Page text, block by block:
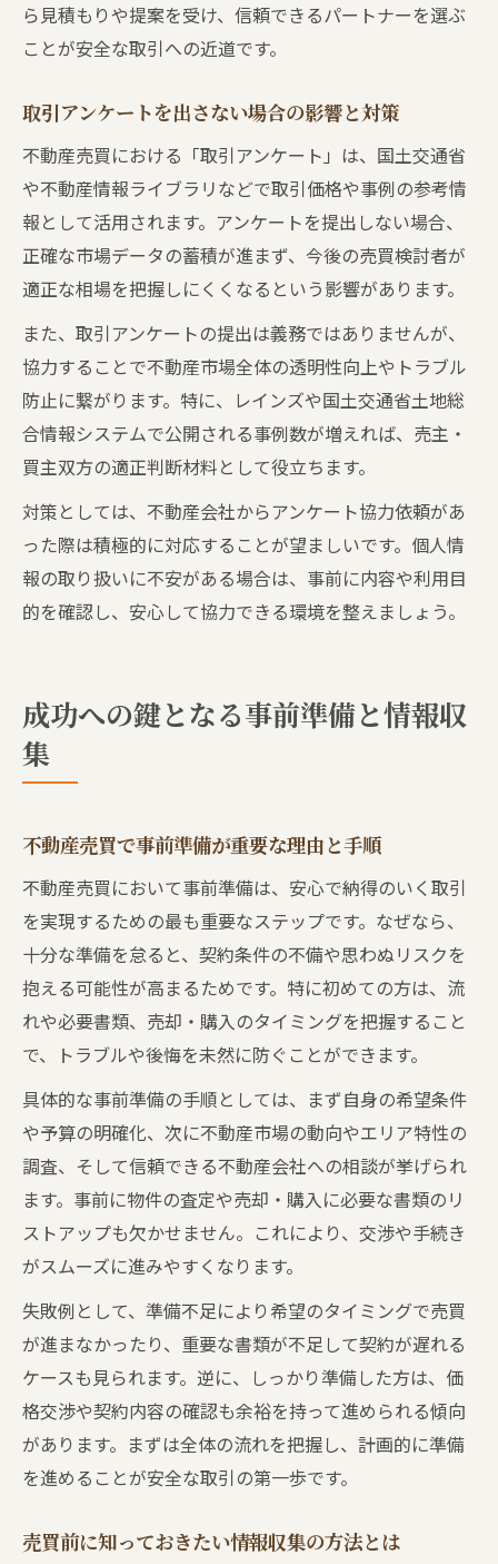
ら見積もりや提案を受け、信頼できるパートナーを選ぶ
ことが安全な取引への近道です。
取引アンケートを出さない場合の影響と対策
不動産売買における「取引アンケート」は、国土交通省
や不動産情報ライブラリなどで取引価格や事例の参考情
報として活用されます。アンケートを提出しない場合、
正確な市場データの蓄積が進まず、今後の売買検討者が
適正な相場を把握しにくくなるという影響があります。
また、取引アンケートの提出は義務ではありませんが、
協力することで不動産市場全体の透明性向上やトラブル
防止に繋がります。特に、レインズや国土交通省土地総
合情報システムで公開される事例数が増えれば、売主・
買主双方の適正判断材料として役立ちます。
対策としては、不動産会社からアンケート協力依頼があ
った際は積極的に対応することが望ましいです。個人情
報の取り扱いに不安がある場合は、事前に内容や利用目
的を確認し、安心して協力できる環境を整えましょう。
成功への鍵となる事前準備と情報収
集
不動産売買で事前準備が重要な理由と手順
不動産売買において事前準備は、安心で納得のいく取引
を実現するための最も重要なステップです。なぜなら、
十分な準備を怠ると、契約条件の不備や思わぬリスクを
抱える可能性が高まるためです。特に初めての方は、流
れや必要書類、売却・購入のタイミングを把握すること
で、トラブルや後悔を未然に防ぐことができます。
具体的な事前準備の手順としては、まず自身の希望条件
や予算の明確化、次に不動産市場の動向やエリア特性の
調査、そして信頼できる不動産会社への相談が挙げられ
ます。事前に物件の査定や売却・購入に必要な書類のリ
ストアップも欠かせません。これにより、交渉や手続き
がスムーズに進みやすくなります。
失敗例として、準備不足により希望のタイミングで売買
が進まなかったり、重要な書類が不足して契約が遅れる
ケースも見られます。逆に、しっかり準備した方は、価
格交渉や契約内容の確認も余裕を持って進められる傾向
があります。まずは全体の流れを把握し、計画的に準備
を進めることが安全な取引の第一歩です。
売買前に知っておきたい情報収集の方法とは